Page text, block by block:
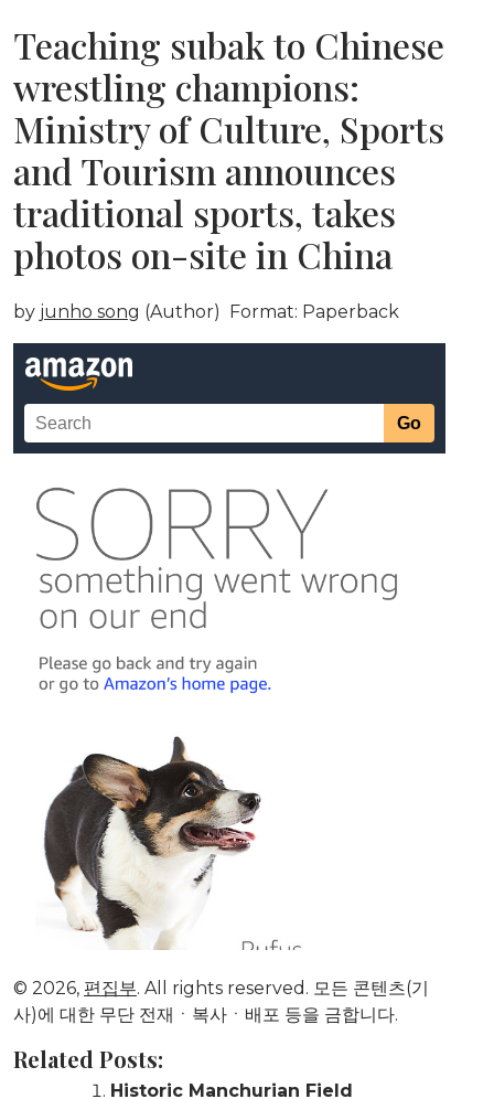
Teaching subak to Chinese
wrestling champions:
Ministry of Culture, Sports
and Tourism announces
traditional sports, takes
photos on-site in China
by junho song (Author) Format: Paperback
© 2026, 편집부. All rights reserved. 모든 콘텐츠(기
사)에 대한 무단 전재ㆍ복사ㆍ배포 등을 금합니다.
Related Posts:
Historic Manchurian Field